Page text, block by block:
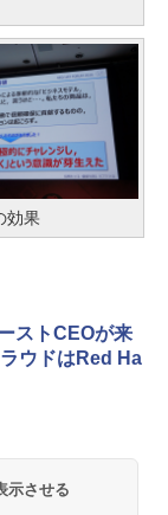
効果
ストCEOが来
ウドはRed Ha
示させる